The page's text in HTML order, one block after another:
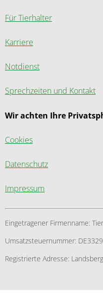
Für Tierhalter
Karriere
Notdienst
Sprechzeiten und Kontakt
Wir achten Ihre
Cookies
Datenschutz
Impressum
Eingetragener Firmenname:
Umsatzsteuernummer:
Registrierte Adresse: